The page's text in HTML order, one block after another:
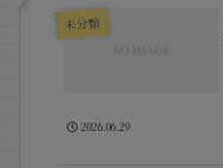
未分類
2026.06.29